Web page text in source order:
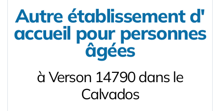
Autre établissement d'
accueil pour personnes
âgées
à Verson 14790 dans le
Calvados